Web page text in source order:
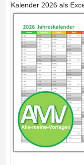
Kalender 2026 als